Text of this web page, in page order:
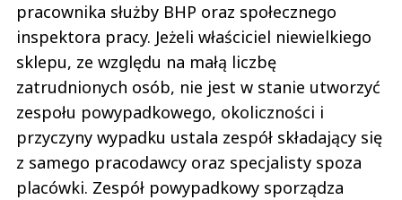
pracownika służby BHP oraz społecznego
inspektora pracy. Jeżeli właściciel niewielkiego
sklepu, ze względu na małą liczbę
zatrudnionych osób, nie jest w stanie utworzyć
zespołu powypadkowego, okoliczności i
przyczyny wypadku ustala zespół składający się
z samego pracodawcy oraz specjalisty spoza
placówki. Zespół powypadkowy sporządza